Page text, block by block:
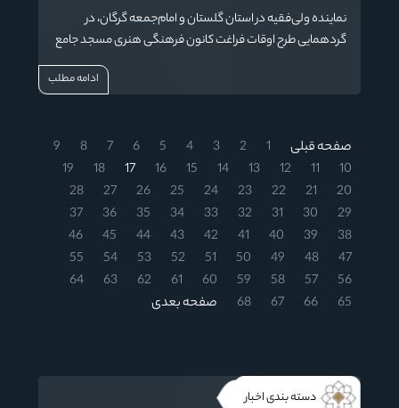
نماینده ولی‌فقیه در استان گلستان و امام‌جمعه گرگان، در
گردهمایی طرح اوقات فراغت کانون فرهنگی هنری مسجد جامع
گلشن، با قدردانی از همه دست‌اندرکاران،اساتید، والدین و
نوجوانان شرکت‌کننده، بر اهمیت تربیت نسل جوان در ایام فراغت
ادامه مطلب
صفحه قبلی 1
2
3
4
5
6
7
8
9
10
11
12
13
14
15
16
17
18
19
20
21
22
23
24
25
26
27
28
29
30
31
32
33
34
35
36
37
38
39
40
41
42
43
44
45
46
47
48
49
50
51
52
53
54
55
56
57
58
59
60
61
62
63
64
65
66
67
68 صفحه بعدی
دسته بندی اخبار